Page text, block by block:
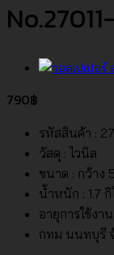
790฿
รหัสสินค้า :
วัสดุ : ไวนิล
ขนาด : กว้าง
น้ำหนัก : 1.7 กิ
อายุการใช้งา
กทม นนทบุรี